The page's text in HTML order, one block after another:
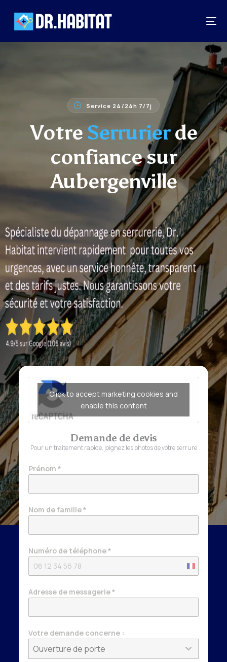
Service 24/24h 7/7j
Votre Serrurier de
confiance sur
Aubergenville
Click to accept marketing cookies and
enable this content
Demande de devis
Pour un traitement rapide, joignez les photos de votre serrure
Prénom*
Nom de famille*
Numéro de téléphone*
France
Adresse de messagerie*
Votre demande concerne :
Ouverture de porte